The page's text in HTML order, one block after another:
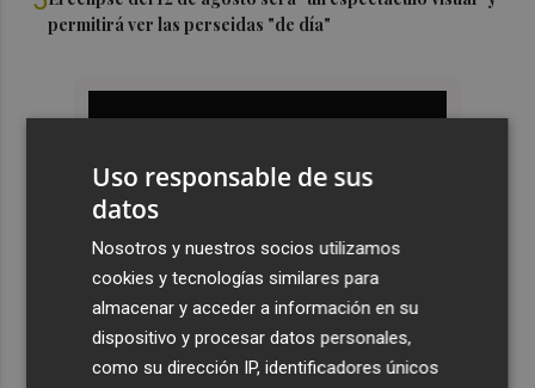
permitirá ver las perseidas "de día"
Uso responsable de sus
datos
Nosotros y nuestros socios utilizamos
cookies y tecnologías similares para
almacenar y acceder a información en su
dispositivo y procesar datos personales,
como su dirección IP, identificadores únicos